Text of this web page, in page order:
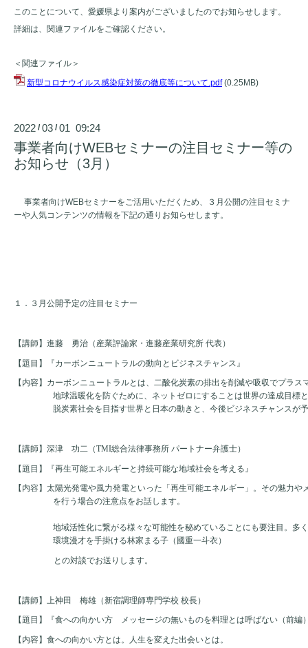
このことについて、愛媛県より案内がございましたのでお知らせします。
詳細は、関連ファイルをご確認ください。
＜関連ファイル＞
新型コロナウイルス感染症対策の徹底等について.pdf (0.25MB)
2022 /03 /01 09:24
事業者向けWEBセミナーの注目セミナー等の
お知らせ（3月）
事業者向けWEBセミナーをご活用いただくため、３月公開の注目セミナ
ーや人気コンテンツの情報を下記の通りお知らせします。
１．３月公開予定の注目セミナー
【講師】進藤　勇治（産業評論家・進藤産業研究所 代表）
【題目】『カーボンニュートラルの動向とビジネスチャンス』
【内容】カーボンニュートラルとは、二酸化炭素の排出を削減や吸収でプラス
地球温暖化を防ぐために、ネットゼロにすることは世界の達成目標
脱炭素社会を目指す世界と日本の動きと、今後ビジネスチャンスが
【講師】深津　功二（TMI総合法律事務所 パートナー弁護士）
【題目】『再生可能エネルギーと持続可能な地域社会を考える』
【内容】太陽光発電や風力発電といった「再生可能エネルギー」。その魅力
を行う場合の注意点をお話します。
地域活性化に繋がる様々な可能性を秘めていることにも要注目。多
環境漫才を手掛ける林家まる子（國重一斗衣）
との対談でお送りします。
【講師】上神田　梅雄（新宿調理師専門学校 校長）
【題目】『食への向かい方　メッセージの無いものを料理とは呼ばない（前編
【内容】食への向かい方とは。人生を変えた出会いとは。